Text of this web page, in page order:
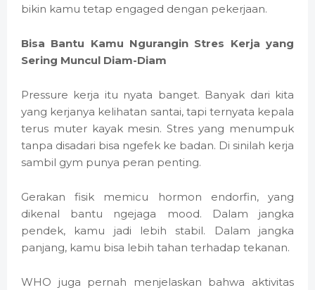
bikin kamu tetap engaged dengan pekerjaan.
Bisa Bantu Kamu Ngurangin Stres Kerja yang
Sering Muncul Diam-Diam
Pressure kerja itu nyata banget. Banyak dari kita
yang kerjanya kelihatan santai, tapi ternyata kepala
terus muter kayak mesin. Stres yang menumpuk
tanpa disadari bisa ngefek ke badan. Di sinilah kerja
sambil gym punya peran penting.
Gerakan fisik memicu hormon endorfin, yang
dikenal bantu ngejaga mood. Dalam jangka
pendek, kamu jadi lebih stabil. Dalam jangka
panjang, kamu bisa lebih tahan terhadap tekanan.
WHO juga pernah menjelaskan bahwa aktivitas